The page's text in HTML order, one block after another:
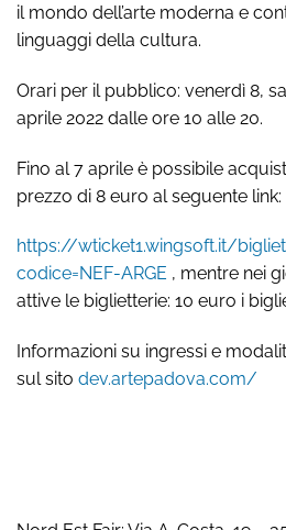
il mondo dell’arte moderna e
linguaggi della cultura.
Orari per il pubblico: venerdì 8,
aprile 2022 dalle ore 10 alle 20.
Fino al 7 aprile è possibile
prezzo di 8 euro al seguente link:
https://wticket1.wingsoft.it/
codice=NEF-ARGE , mentre nei
attive le biglietterie: 10 euro i
Informazioni su ingressi e
sul sito dev.artepadova.com/